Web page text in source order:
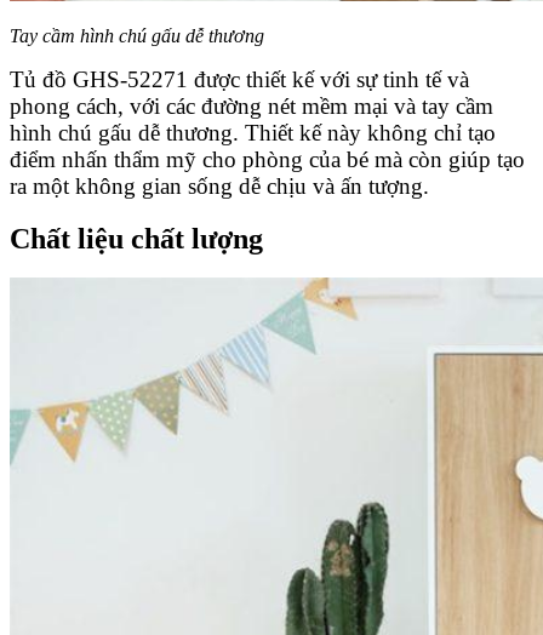
Tay cầm hình chú gấu dễ thương
Tủ đồ GHS-52271 được thiết kế với sự tinh tế và
phong cách, với các đường nét mềm mại và tay cầm
hình chú gấu dễ thương. Thiết kế này không chỉ tạo
điểm nhấn thẩm mỹ cho phòng của bé mà còn giúp tạo
ra một không gian sống dễ chịu và ấn tượng.
Chất liệu chất lượng